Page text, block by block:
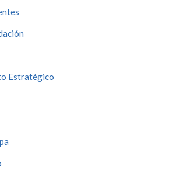
Estratégico